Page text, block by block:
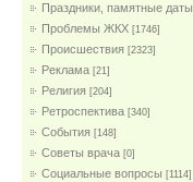
Праздники, памятные даты
Проблемы ЖКХ [1746]
Проиcшествия [2323]
Реклама [21]
Религия [204]
Ретроспектива [340]
События [148]
Советы врача [0]
Социальные вопросы [1114]